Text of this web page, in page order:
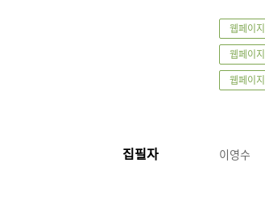
웹페이지
웹페이지
웹페이지
집필자 이영수